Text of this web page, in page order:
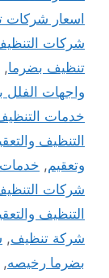
اسعار شركات
شركات
تنظيف بضرما,
واجهات الفلل
خدمات
التنظيف
وتعقيم,
شركات
التنظيف
شركة تنظيف,
بضرما رخيصه,